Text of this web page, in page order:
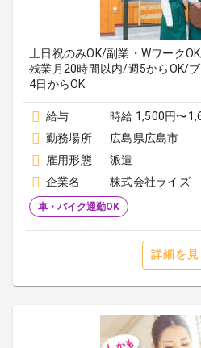
土日祝のみOK/副業・Wワーク
残業月20時間以内/週5からOK/
4日からOK
給与
時給 1,500円〜
勤務場所
広島県広島市
雇用形態
派遣
企業名
株式会社ライズ
車・バイク通勤OK
詳細を見